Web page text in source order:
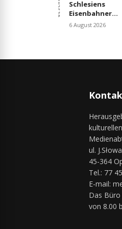
Egon Bahr,
oder: Wie
historische
ul.
45-364
Tel.: 77
E-mail:
Das
von 8.00